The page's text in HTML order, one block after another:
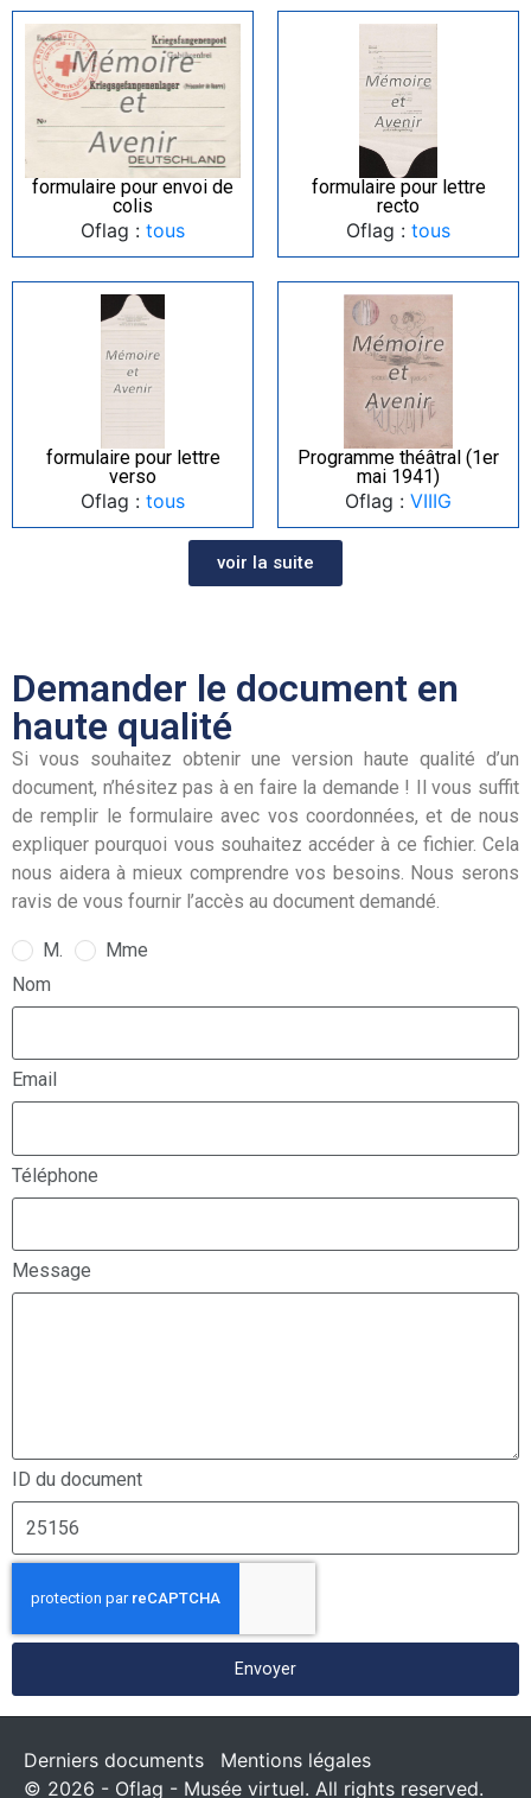
formulaire pour envoi de
colis
Oflag : tous
formulaire pour lettre
recto
Oflag : tous
formulaire pour lettre
verso
Oflag : tous
Programme théâtral (1er
mai 1941)
Oflag : VIIIG
voir la suite
Demander le document en
haute qualité
Si vous souhaitez obtenir une version haute qualité d’un
document, n’hésitez pas à en faire la demande ! Il vous suffit
de remplir le formulaire avec vos coordonnées, et de nous
expliquer pourquoi vous souhaitez accéder à ce fichier. Cela
nous aidera à mieux comprendre vos besoins. Nous serons
ravis de vous fournir l’accès au document demandé.
M.
Mme
Nom
Email
Téléphone
Message
ID du document
Envoyer
Derniers documents
Mentions légales
© 2026 - Oflag - Musée virtuel. All rights reserved.